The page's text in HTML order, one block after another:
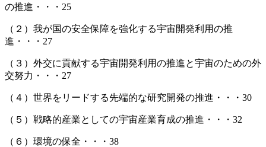
の推進・・・25
（２）我が国の安全保障を強化する宇宙開発利用の推
進・・・27
（３）外交に貢献する宇宙開発利用の推進と宇宙のための外
交努力・・・27
（４）世界をリードする先端的な研究開発の推進・・・30
（５）戦略的産業としての宇宙産業育成の推進・・・32
（６）環境の保全・・・38